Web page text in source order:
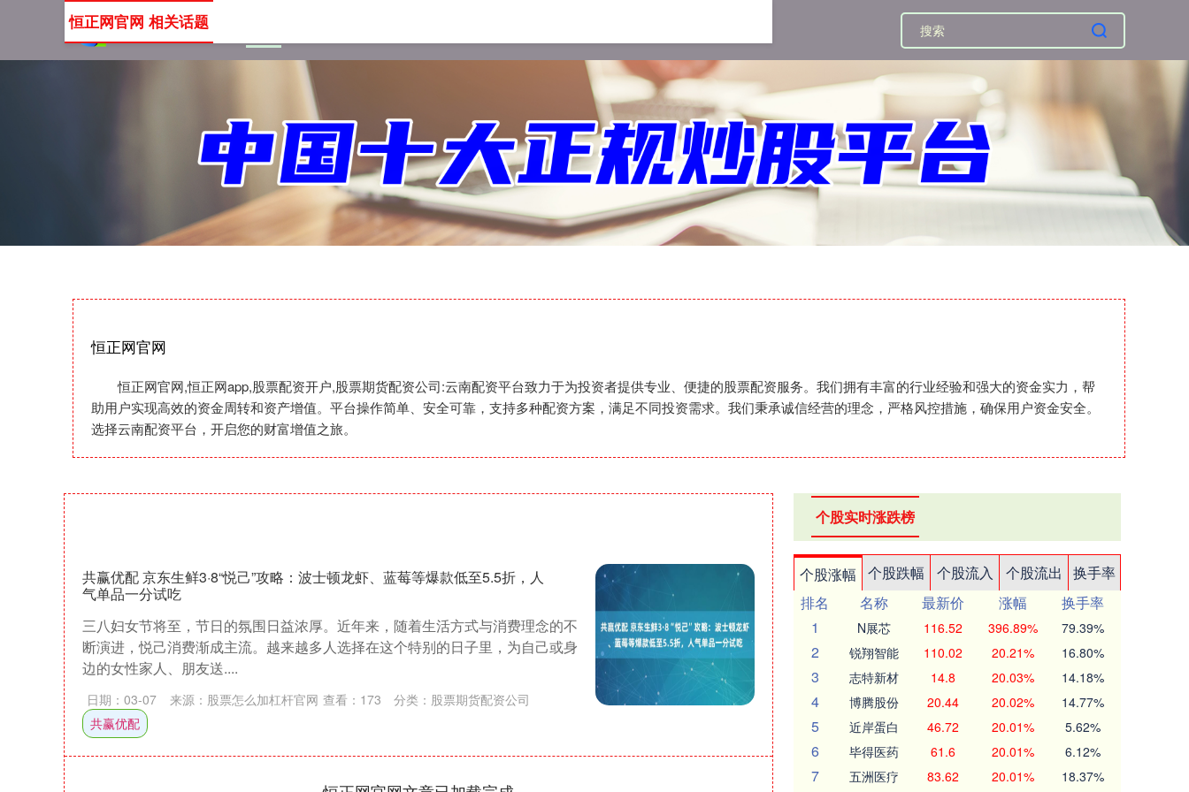
恒正网官网
恒正网官网,恒正网app,股票配资开户,股票期货配资公司:云南配资平台致力于为投资者提供专业、便捷的股票配资服务。我们拥有丰富的行业经验和强大的资金实力，帮
助用户实现高效的资金周转和资产增值。平台操作简单、安全可靠，支持多种配资方案，满足不同投资需求。我们秉承诚信经营的理念，严格风控措施，确保用户资金安全。
选择云南配资平台，开启您的财富增值之旅。
恒正网官网 相关话题
共赢优配 京东生鲜3·8“悦己”攻略：波士顿龙虾、蓝莓等爆款低至5.5折，人
气单品一分试吃
三八妇女节将至，节日的氛围日益浓厚。近年来，随着生活方式与消费理念的不
断演进，悦己消费渐成主流。越来越多人选择在这个特别的日子里，为自己或身
边的女性家人、朋友送....
日期：03-07 来源：股票怎么加杠杆官网 查看： 173 分类： 股票期货配资公司
共赢优配
个股实时涨跌榜
个股涨幅 个股跌幅 个股流入 个股流出
换手率
排名
名称 最新价 涨幅
换手率
1
N展芯 116.52 396.89% 79.39%
2 锐翔智能 110.02 20.21% 16.80%
3 志特新材 14.8 20.03% 14.18%
4 博腾股份 20.44 20.02% 14.77%
5 近岸蛋白 46.72 20.01% 5.62%
6 毕得医药 61.6 20.01% 6.12%
7 五洲医疗 83.62 20.01% 18.37%